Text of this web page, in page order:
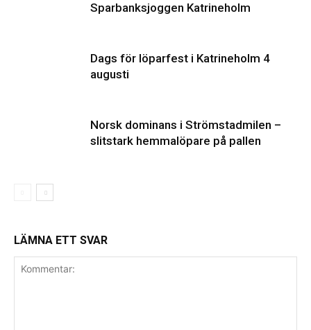
Sparbanksjoggen Katrineholm
Dags för löparfest i Katrineholm 4
augusti
Norsk dominans i Strömstadmilen –
slitstark hemmalöpare på pallen
LÄMNA ETT SVAR